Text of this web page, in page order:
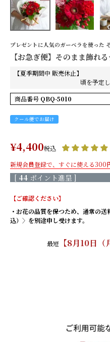
花色で探す
シーンから探す
記念日
生花×プリザ
枯れないバラと生花の花束/
枯れないバラと生花の花束/
オレンジ
桜のお線香＆菊てまりブー
プレゼントに人気のガーベラを使った
【お急ぎ便】そのまま飾れ
【夏季期間中 販売
頃を予定
商品番号 QBQ-5010
クール便でお届け
¥4,400税込
新規会員登録で、すぐに使える300
[ 44 ポイント進呈 ]
【ご確認ください】
・お花の品質を保つため、通常の
込）〉を別途申し受けます。
最短 【8月10日（